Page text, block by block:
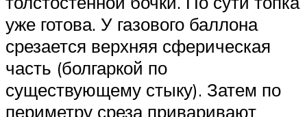
уже готова. У газового баллона
срезается верхняя сферическая
часть (болгаркой по
существующему стыку). Затем по
периметру среза приваривают